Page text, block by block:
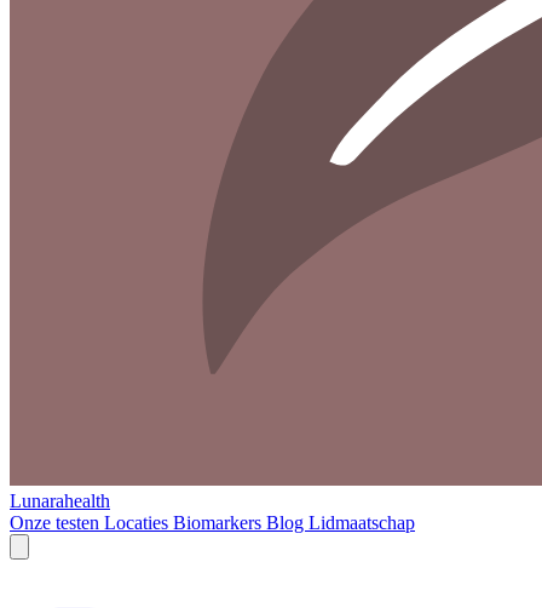
Lunarahealth
Onze testen Locaties Biomarkers Blog Lidmaatschap